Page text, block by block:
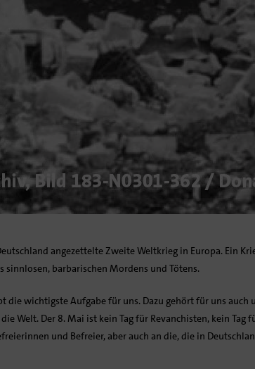
angezettelte Zweite Weltkrieg in Europa. Ein
sinnlosen, barbarischen Mordens und Tötens.
die wichtigste Aufgabe für uns. Dazu gehört für uns
Welt. Der 8. Mai ist kein Tag für Revanchisten, kein
und Befreier, aber auch an die, die in